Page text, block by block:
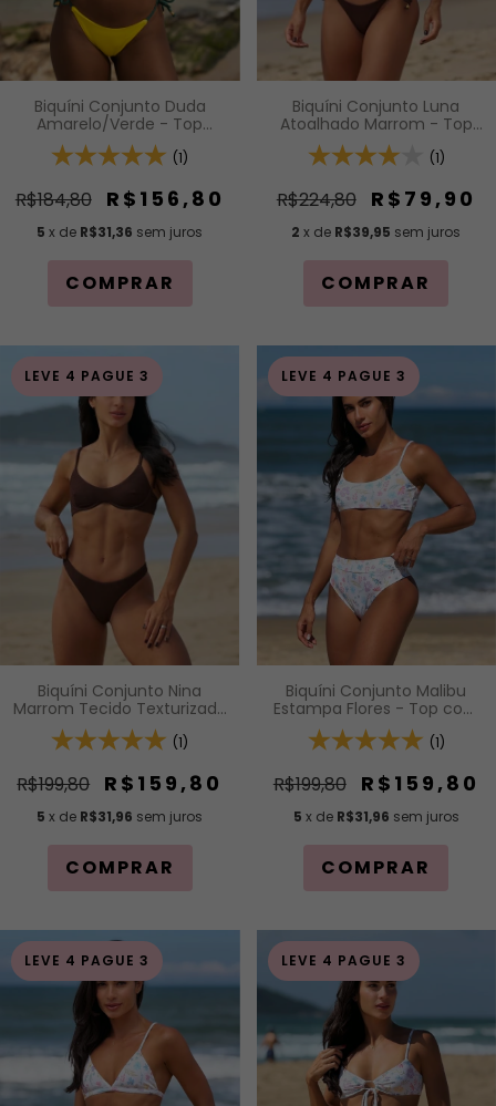
Biquíni Conjunto Duda
Amarelo/Verde - Top
Cortininha com Bojo
Removível e Calcinha com
(1)
R$184,80 R$156,80
5 x de R$31,36 sem juros
COMPRAR
Biquíni Conjunto Luna
Atoalhado Marrom - Top
Cortininha com Bojo
Removível e Calcinha de
Lateral
(1)
R$224,80 R$79,90
2 x de R$39,95 sem juros
COMPRAR
LEVE 4 PAGUE 3
Biquíni Conjunto Nina
Marrom Tecido Texturizado
- Top com Alças Fixas de
Regulagem e Aro Inteiro e
(1)
R$199,80 R$159,80
5 x de R$31,96 sem juros
COMPRAR
LEVE 4 PAGUE 3
Biquíni Conjunto Malibu
Estampa Flores - Top com
Alças Fixas e Bojo
Removível e Calcinha
(1)
R$199,80 R$159,80
5 x de R$31,96 sem juros
COMPRAR
LEVE 4 PAGUE 3 LEVE 4 PAGUE 3